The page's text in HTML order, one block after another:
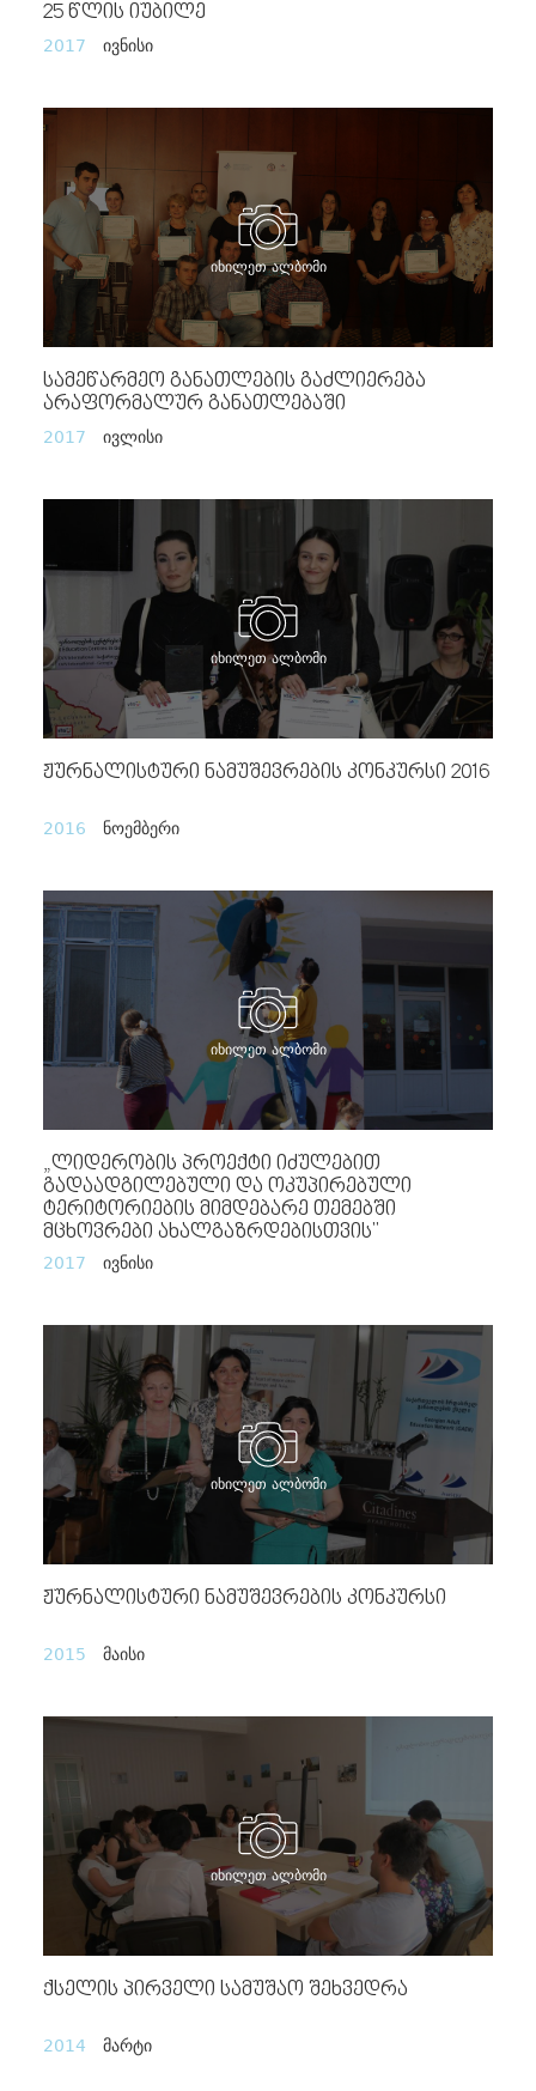
25 Წლის Იუბილე
2017 ივნისი
იხილეთ ალბომი
Სამეწარმეო Განათლების Გაძლიერება
Არაფორმალურ Განათლებაში
2017 ივლისი
იხილეთ ალბომი
Ჟურნალისტური Ნამუშევრების Კონკურსი 2016
2016 ნოემბერი
იხილეთ ალბომი
„ლიდერობის Პროექტი Იძულებით
Გადაადგილებული Და Ოკუპირებული
Ტერიტორიების Მიმდებარე Თემებში
Მცხოვრები Ახალგაზრდებისთვის"
2017 ივნისი
იხილეთ ალბომი
Ჟურნალისტური Ნამუშევრების Კონკურსი
2015 მაისი
იხილეთ ალბომი
Ქსელის Პირველი Სამუშაო Შეხვედრა
2014 მარტი